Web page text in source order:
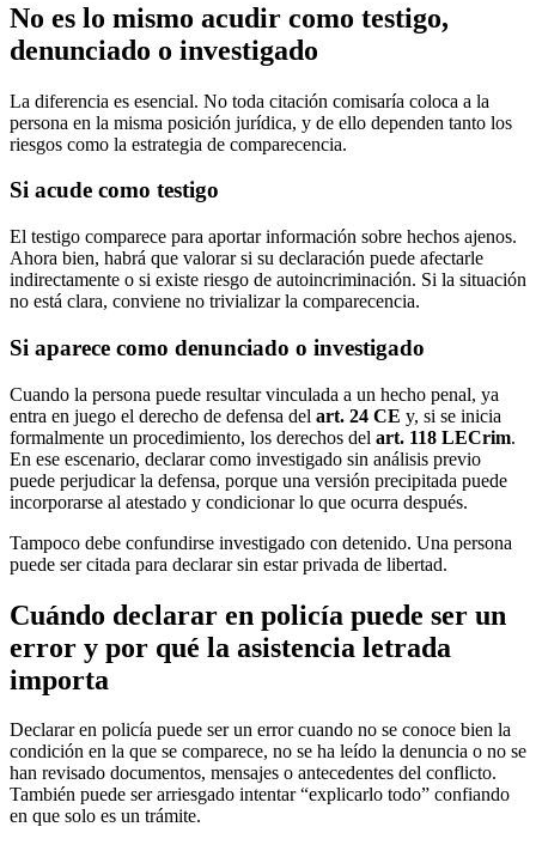
No es lo mismo acudir como testigo,
denunciado o investigado
La diferencia es esencial. No toda citación comisaría coloca a la
persona en la misma posición jurídica, y de ello dependen tanto los
riesgos como la estrategia de comparecencia.
Si acude como testigo
El testigo comparece para aportar información sobre hechos ajenos.
Ahora bien, habrá que valorar si su declaración puede afectarle
indirectamente o si existe riesgo de autoincriminación. Si la situación
no está clara, conviene no trivializar la comparecencia.
Si aparece como denunciado o investigado
Cuando la persona puede resultar vinculada a un hecho penal, ya
entra en juego el derecho de defensa del art. 24 CE y, si se inicia
formalmente un procedimiento, los derechos del art. 118 LECrim.
En ese escenario, declarar como investigado sin análisis previo
puede perjudicar la defensa, porque una versión precipitada puede
incorporarse al atestado y condicionar lo que ocurra después.
Tampoco debe confundirse investigado con detenido. Una persona
puede ser citada para declarar sin estar privada de libertad.
Cuándo declarar en policía puede ser un
error y por qué la asistencia letrada
importa
Declarar en policía puede ser un error cuando no se conoce bien la
condición en la que se comparece, no se ha leído la denuncia o no se
han revisado documentos, mensajes o antecedentes del conflicto.
También puede ser arriesgado intentar “explicarlo todo” confiando
en que solo es un trámite.